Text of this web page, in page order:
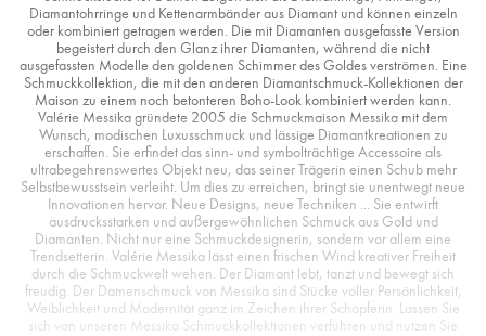
Diamantohrringe und Kettenarmbänder aus Diamant und können einzeln
oder kombiniert getragen werden. Die mit Diamanten ausgefasste Version
begeistert durch den Glanz ihrer Diamanten, während die nicht
ausgefassten Modelle den goldenen Schimmer des Goldes verströmen. Eine
Schmuckkollektion, die mit den anderen Diamantschmuck-Kollektionen der
Maison zu einem noch betonteren Boho-Look kombiniert werden kann.
Valérie Messika gründete 2005 die Schmuckmaison Messika mit dem
Wunsch, modischen Luxusschmuck und lässige Diamantkreationen zu
erschaffen. Sie erfindet das sinn- und symbolträchtige Accessoire als
ultrabegehrenswertes Objekt neu, das seiner Trägerin einen Schub mehr
Selbstbewusstsein verleiht. Um dies zu erreichen, bringt sie unentwegt neue
Innovationen hervor. Neue Designs, neue Techniken ... Sie entwirft
ausdrucksstarken und außergewöhnlichen Schmuck aus Gold und
Diamanten. Nicht nur eine Schmuckdesignerin, sondern vor allem eine
Trendsetterin. Valérie Messika lässt einen frischen Wind kreativer Freiheit
durch die Schmuckwelt wehen. Der Diamant lebt, tanzt und bewegt sich
freudig. Der Damenschmuck von Messika sind Stücke voller Persönlichkeit,
Weiblichkeit und Modernität ganz im Zeichen ihrer Schöpferin. Lassen Sie
sich von unseren Messika Schmuckkollektionen verführen und nutzen Sie